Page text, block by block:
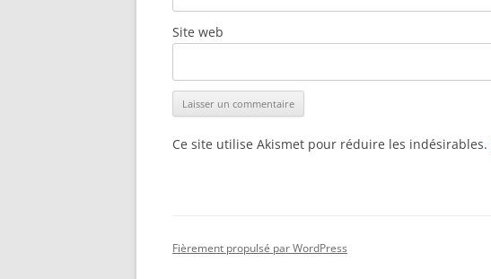
Site web
Ce site utilise Akismet pour réduire les indésirables.
Fièrement propulsé par WordPress